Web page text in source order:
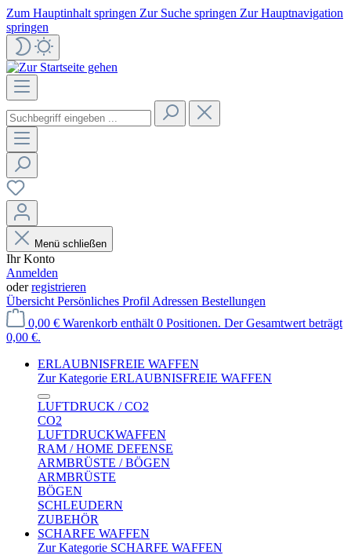
Zum Hauptinhalt springen Zur Suche springen Zur Hauptnavigation
springen
Menü schließen
Ihr Konto
Anmelden
oderregistrieren
Übersicht Persönliches Profil Adressen Bestellungen
0,00 € Warenkorb enthält 0 Positionen. Der Gesamtwert beträgt
0,00 €.
ERLAUBNISFREIE WAFFEN
Zur Kategorie ERLAUBNISFREIE WAFFEN
LUFTDRUCK / CO2
CO2
LUFTDRUCKWAFFEN
RAM / HOME DEFENSE
ARMBRÜSTE / BÖGEN
ARMBRÜSTE
BÖGEN
SCHLEUDERN
ZUBEHÖR
SCHARFE WAFFEN
Zur Kategorie SCHARFE WAFFEN